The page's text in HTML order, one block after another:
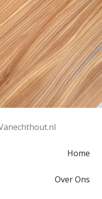
Home
Over Ons